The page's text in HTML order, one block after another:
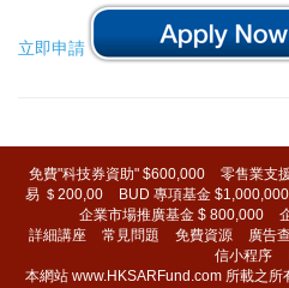
立即申請
免費"科技券資助" $600,000 零售業支
易 ＄200,00
BUD 專項基金 $1,000,000
企業市場推廣基金 $ 800,000
詳細講座
常見問題 免費資源 廣告
信小程序
本網站 www.HKSARFund.com 所載之